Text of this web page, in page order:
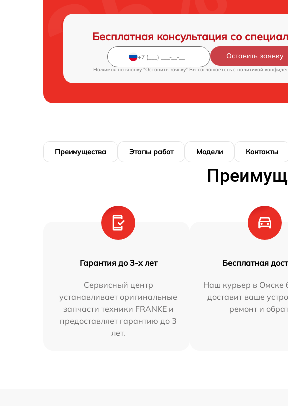
Бесплатная консультация со
Оставить заявку
Нажимая на кнопку "Оставить заявку" Вы соглашаетесь c политикой
Преимущества Этапы работ Модели Контакты
Гарантия до 3-х лет
Сервисный центр
устанавливает оригинальные
запчасти техники FRANKE и
предоставляет гарантию до 3
лет.
Бесплатная
Наш курьер в Омске
доставит ваше
ремонт и